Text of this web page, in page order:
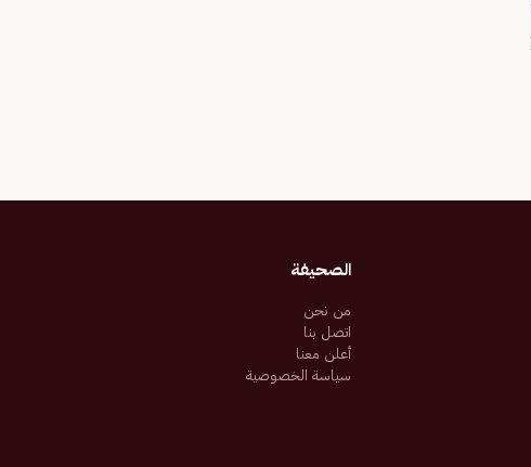
الصحيفة
من نحن
اتصل بنا
أعلن معنا
سياسة الخصوصية